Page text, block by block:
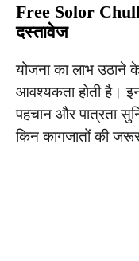
Free Solor
दस्तावेज
योजना का लाभ उठाने
आवश्यकता होती है।
पहचान और पात्रता
किन कागजातों की